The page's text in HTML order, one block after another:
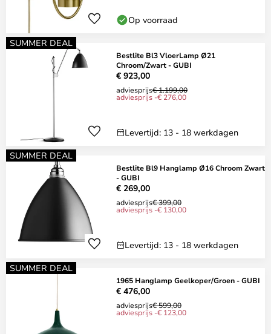
Op voorraad
SUMMER DEAL
Bestlite Bl3 VloerLamp Ø21
Chroom/Zwart - GUBI
€ 923,00
adviesprijs€ 1.199,00
adviesprijs -€ 276,00
Levertijd: 13 - 18 werkdagen
SUMMER DEAL
Bestlite Bl9 Hanglamp Ø16 Chroom Zwart
- GUBI
€ 269,00
adviesprijs€ 399,00
adviesprijs -€ 130,00
Levertijd: 13 - 18 werkdagen
SUMMER DEAL
1965 Hanglamp Geelkoper/Groen - GUBI
€ 476,00
adviesprijs€ 599,00
adviesprijs -€ 123,00